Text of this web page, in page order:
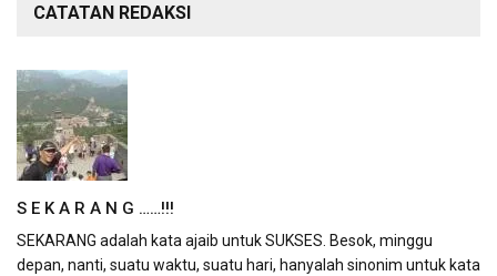
CATATAN REDAKSI
S E K A R A N G ……!!!
SEKARANG adalah kata ajaib untuk SUKSES. Besok, minggu
depan, nanti, suatu waktu, suatu hari, hanyalah sinonim untuk kata